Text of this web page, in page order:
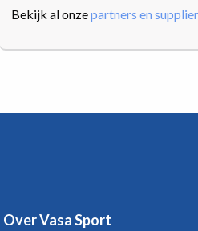
Bekijk al onzepartners en
Over Vasa Sport